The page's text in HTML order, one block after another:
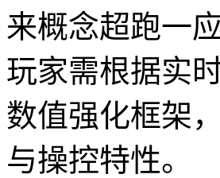
来概念超跑一
玩家需根据实
数值强化框架
与操控特性。